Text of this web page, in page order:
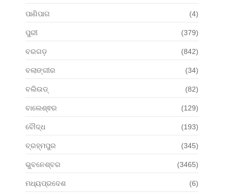
ପାଣିପାଗ (4)
ପୁରୀ (379)
ବରଗଡ଼ (842)
ବଲାଙ୍ଗୀର (34)
ବଲିଉଡ୍ (82)
ବାଲେଶ୍ଵର (129)
ବୌଦ୍ଧ (193)
ବ୍ରହ୍ମପୁର (345)
ଭୁବନେଶ୍ବର (3465)
ମଧ୍ୟପ୍ରଦେଶ (6)